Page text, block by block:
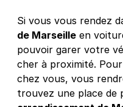
Si vous vous rendez
de Marseille en
pouvoir garer votre
cher à proximité.
chez vous, vous
trouvez une place de